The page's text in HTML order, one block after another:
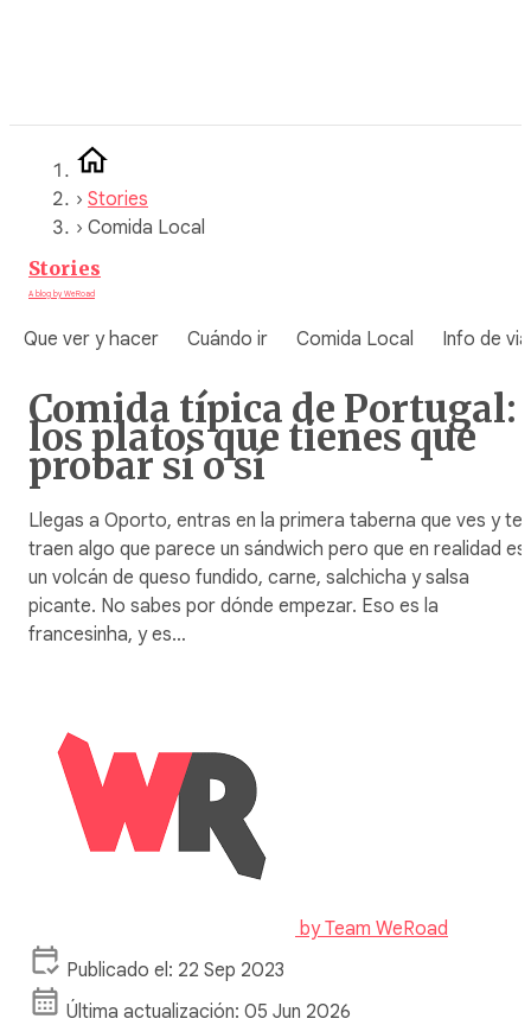
› Stories
› Comida Local
Stories
A blog by WeRoad
Que ver y hacer Cuándo ir Comida Local Info de
Comida típica de Portugal:
los platos que tienes que
probar sí o sí
Llegas a Oporto, entras en la primera taberna que ves y te
traen algo que parece un sándwich pero que en realidad es
un volcán de queso fundido, carne, salchicha y salsa
picante. No sabes por dónde empezar. Eso es la
francesinha, y es…
byTeam WeRoad
Publicado el: 22 Sep 2023
Última actualización: 05 Jun 2026